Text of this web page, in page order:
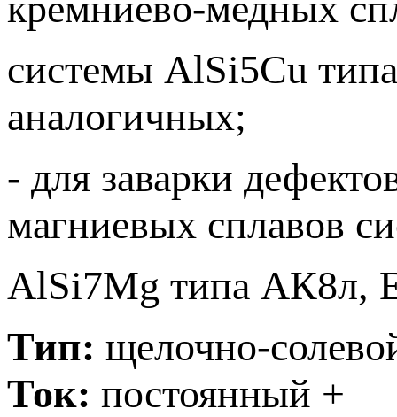
системы AlSi5Cu
аналогичных;
- для заварки
магниевых сплавов
AlSi7Mg типа АК8л,
Тип: щелочно-
Ток: постоянный +